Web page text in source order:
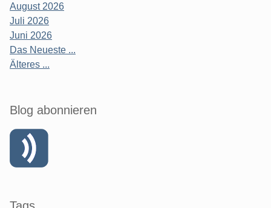
August 2026
Juli 2026
Juni 2026
Das Neueste ...
Älteres ...
Blog abonnieren